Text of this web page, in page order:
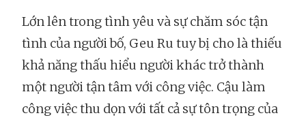
Lớn lên trong tình yêu và sự chăm sóc tận
tình của người bố, Geu Ru tuy bị cho là thiếu
khả năng thấu hiểu người khác trở thành
một người tận tâm với công việc. Cậu làm
công việc thu dọn với tất cả sự tôn trọng của